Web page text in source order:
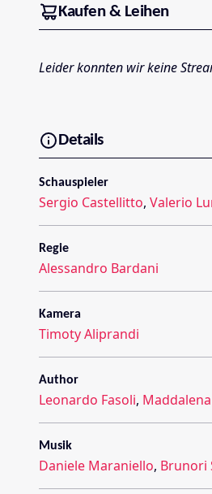
Kaufen & Leihen
Leider konnten wir keine
Details
Schauspieler
Sergio Castellitto, Valerio
Regie
Alessandro Bardani
Kamera
Timoty Aliprandi
Author
Leonardo Fasoli,
Musik
Daniele Maraniello, Brunori